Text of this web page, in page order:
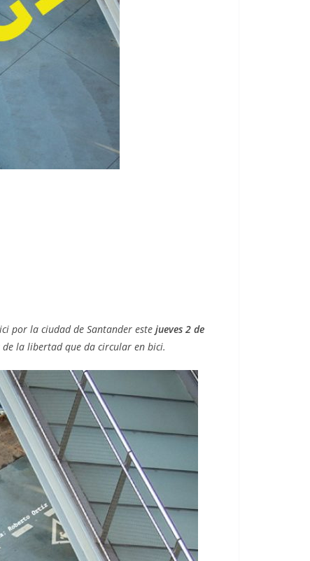
por la ciudad de Santander este jueves 2 de
la libertad que da circular en bici.